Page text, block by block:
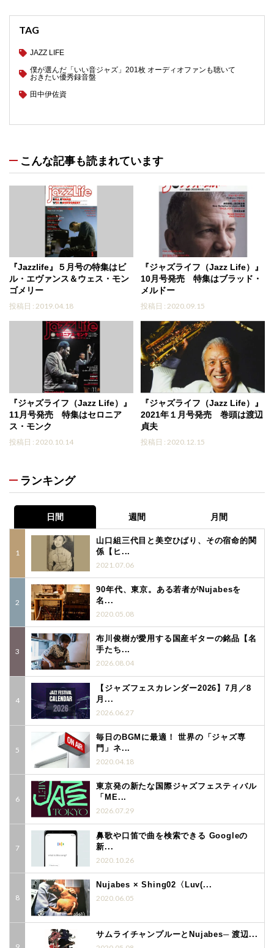
TAG
JAZZ LIFE
僕が選んだ「いい音ジャズ」201枚 オーディオファンも聴いて
おきたい優秀録音盤
田中伊佐資
こんな記事も読まれています
『Jazzlife』５月号の特集はビ
ル・エヴァンス＆ウェス・モン
ゴメリー
投稿日 : 2019.04.18
『ジャズライフ（Jazz Life）』
10月号発売 特集はブラッド・
メルドー
投稿日 : 2020.09.15
『ジャズライフ（Jazz Life）』
11月号発売 特集はセロニア
ス・モンク
投稿日 : 2020.10.14
『ジャズライフ（Jazz Life）』
2021年１月号発売 巻頭は渡辺
貞夫
投稿日 : 2020.12.15
ランキング
日間 週間 月間
山口組三代目と美空ひばり、その宿命的関
係【ヒ...
2021.07.06
90年代、東京。ある若者がNujabesを
名...
2020.05.08
布川俊樹が愛用する国産ギターの銘品【名
手たち...
2026.08.04
【ジャズフェスカレンダー2026】7月／8
月...
2026.06.27
毎日のBGMに最適！ 世界の「ジャズ専
門」ネ...
2020.04.18
東京発の新たな国際ジャズフェスティバル
「ME...
2026.07.29
鼻歌や口笛で曲を検索できる Googleの
新...
2020.10.26
Nujabes × Shing02〈Luv(...
2020.06.05
サムライチャンプルーとNujabes─ 渡辺...